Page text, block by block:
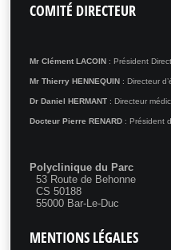
COMITÉ DIRECTEUR
Mr Clément LACOIN : Président
Mr Thierry HENNEQUIN : Directeur
Dr Daniel HERMANT : Directeur
Docteur Pierre RENARD : Président
Polyclinique du Parc
53 Route de Behonne
CS 50188
55000 Bar-Le-Duc
MENTIONS LÉGALES